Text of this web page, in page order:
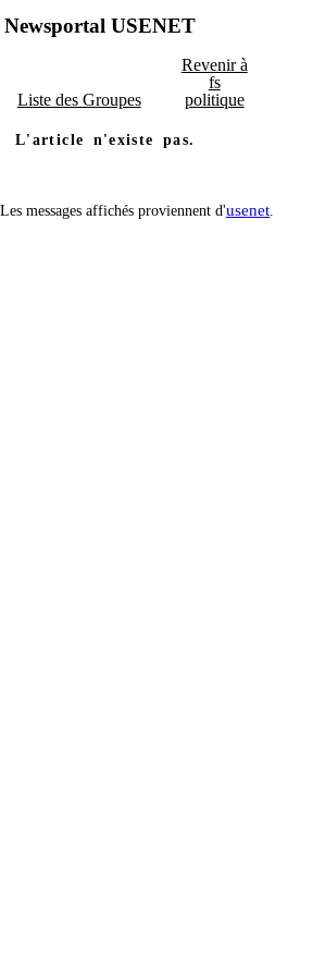
Newsportal USENET
Liste des Groupes
Revenir à
fs
politique
L'article n'existe pas.
Les messages affichés proviennent d'usenet